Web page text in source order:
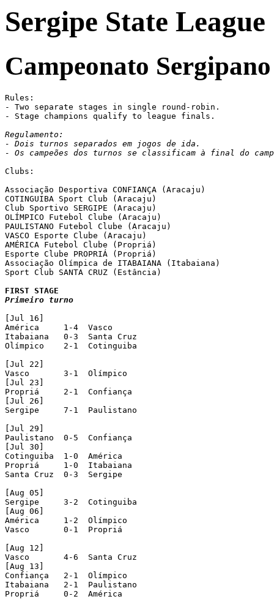
Sergipe State League
Campeonato
Rules:
- Two separate stages in single round-robin.
- Stage champions qualify to league finals.
Regulamento:
- Dois turnos separados em jogos de ida.
- Os campeões dos turnos se classificam à final do
Clubs:
Associação Desportiva CONFIANÇA (Aracaju)
COTINGUIBA Sport Club (Aracaju)
Club Sportivo SERGIPE (Aracaju)
OLÍMPICO Futebol Clube (Aracaju)
PAULISTANO Futebol Clube (Aracaju)
VASCO Esporte Clube (Aracaju)
AMÉRICA Futebol Clube (Propriá)
Esporte Clube PROPRIÁ (Propriá)
Associação Olímpica de ITABAIANA (Itabaiana)
Sport Club SANTA CRUZ (Estância)
Primeiro turno
[Jul 16]
América     1-4  Vasco
Itabaiana   0-3  Santa Cruz
Olímpico    2-1  Cotinguiba
[Jul 22]
Vasco       3-1  Olímpico
[Jul 23]
Propriá     2-1  Confiança
[Jul 26]
Sergipe     7-1  Paulistano
[Jul 29]
Paulistano  0-5  Confiança
[Jul 30]
Cotinguiba  1-0  América
Propriá     1-0  Itabaiana
Santa Cruz  0-3  Sergipe
[Aug 05]
Sergipe     3-2  Cotinguiba
[Aug 06]
América     1-2  Olímpico
Vasco       0-1  Propriá
[Aug 12]
Vasco       4-6  Santa Cruz
[Aug 13]
Confiança   2-1  Olímpico
Itabaiana   2-1  Paulistano
Propriá     0-2  América